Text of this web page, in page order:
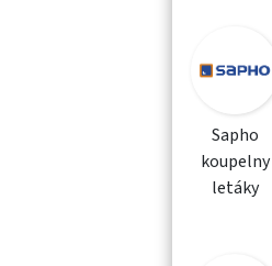
Sapho
koupelny
letáky